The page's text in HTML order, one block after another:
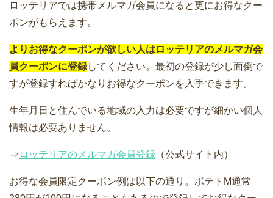
ロッテリアでは携帯メルマガ会員になると更にお得なクー
ポンがもらえます。
よりお得なクーポンが欲しい人はロッテリアのメルマガ会
員クーポンに登録してください。最初の登録が少し面倒で
すが登録すればかなりお得なクーポンを入手できます。
生年月日と住んでいる地域の入力は必要ですが細かい個人
情報は必要ありません。
⇒ ロッテリアのメルマガ会員登録 （公式サイト内）
お得な会員限定クーポン例は以下の通り。ポテトM通常